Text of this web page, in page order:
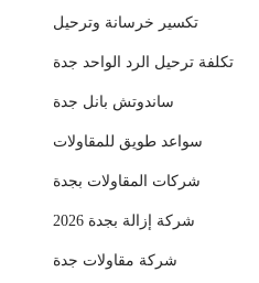
تكسير خرسانة وترحيل
تكلفة ترحيل الرد الواحد جدة
ساندوتش بانل جدة
سواعد طويق للمقاولات
شركات المقاولات بجدة
شركة إزالة بجدة 2026
شركة مقاولات جدة